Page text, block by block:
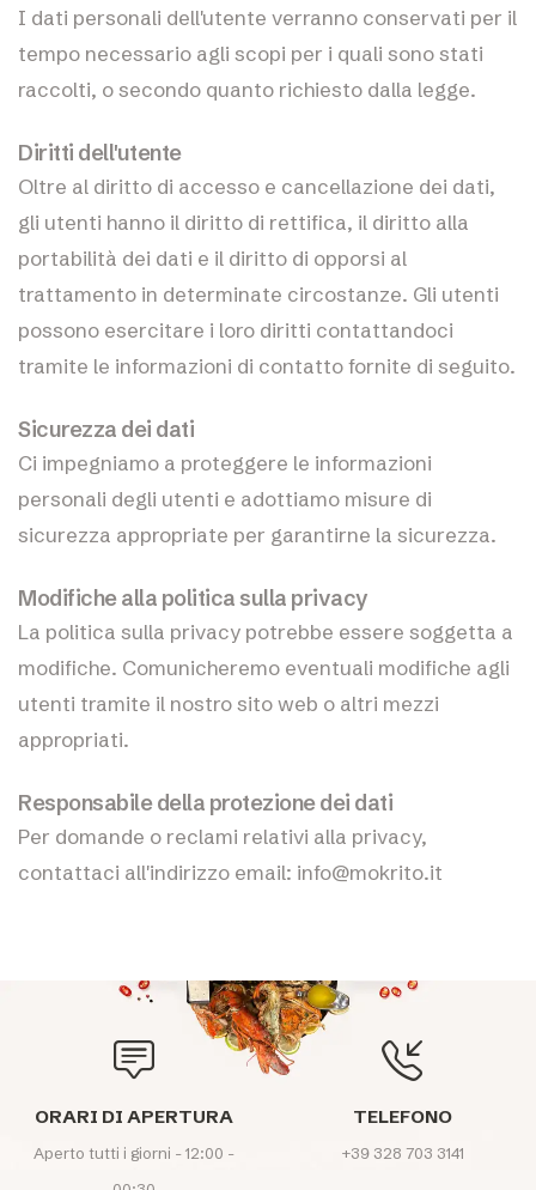
I dati personali dell'utente verranno conservati per il
tempo necessario agli scopi per i quali sono stati
raccolti, o secondo quanto richiesto dalla legge.
Diritti dell'utente
Oltre al diritto di accesso e cancellazione dei dati,
gli utenti hanno il diritto di rettifica, il diritto alla
portabilità dei dati e il diritto di opporsi al
trattamento in determinate circostanze. Gli utenti
possono esercitare i loro diritti contattandoci
tramite le informazioni di contatto fornite di seguito.
Sicurezza dei dati
Ci impegniamo a proteggere le informazioni
personali degli utenti e adottiamo misure di
sicurezza appropriate per garantirne la sicurezza.
Modifiche alla politica sulla privacy
La politica sulla privacy potrebbe essere soggetta a
modifiche. Comunicheremo eventuali modifiche agli
utenti tramite il nostro sito web o altri mezzi
appropriati.
Responsabile della protezione dei dati
Per domande o reclami relativi alla privacy,
contattaci all'indirizzo email: info@mokrito.it
ORARI DI APERTURA
Aperto tutti i giorni - 12:00 -
TELEFONO
+39 328 703 3141